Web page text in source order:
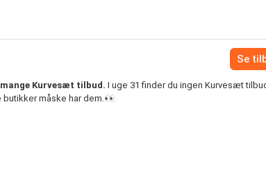
Se
Kurvesæt tilbud. I uge 31 finder du ingen Kurvesæt
butikker måske har dem.👀